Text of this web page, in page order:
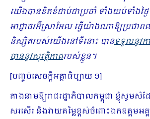
យើងបានខិតខំជាប់ជាប្រចាំ ទាំងយប់ទាំងថ្
អាជ្ញាធរអ៊ីស្រាអែល ធ្វើយ៉ាងណាឱ្យប្រជា
និស្សិតរបស់យើងនៅទីនោះ បានទទួលនូវក
បាននូវសុវត្ថិភាពរបស់ខ្លួន។
[បញ្ចប់សេចក្ដីអត្ថាធិប្បាយ ១]
តាងនាមឱ្យរាជរដ្ឋាភិបាលកម្ពុជា ខ្ញុំសូមសំ
សរសើរ និងវាយតម្លៃខ្ពស់​ចំពោះឯកឧត្តមអ